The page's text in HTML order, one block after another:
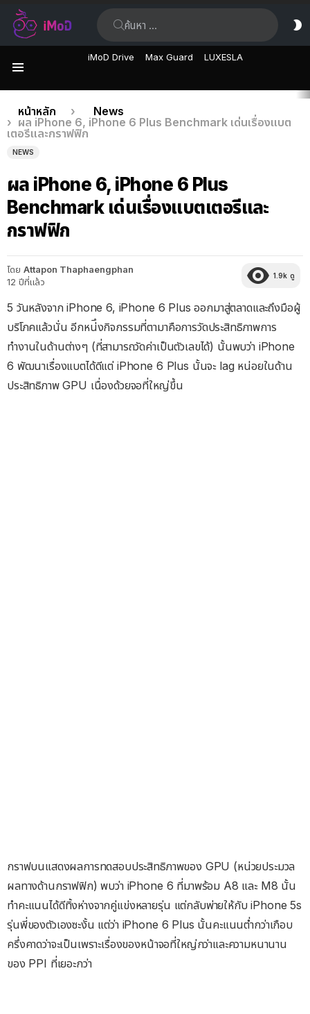
iMoD Drive Max Guard LUXESLA
เรื่อง
ล่าสุด
คุณอยู่ที่นี่:
หน้าหลัก
News
ผล iPhone 6, iPhone 6 Plus Benchmark เด่นเรื่องแบต
เตอรีและกราฟฟิก
NEWS
ผล iPhone 6, iPhone 6 Plus
Benchmark เด่นเรื่องแบตเตอรีและ
กราฟฟิก
โดย Attapon Thaphaengphan
12 ปีที่แล้ว
1.9k ดู
5 วันหลังจาก iPhone 6, iPhone 6 Plus ออกมาสู่ตลาดและถึงมือผู้
บริโภคแล้วนั่น อีกหน่ึงกิจกรรมที่ตามาคือการวัดประสิทธิภาพการ
ทำงานในด้านต่างๆ (ที่สามารถวัดค่าเป็นตัวเลขได้) นั้นพบว่า iPhone
6 พัฒนาเรื่องแบตได้ดีแต่ iPhone 6 Plus นั้นจะ lag หน่อยในด้าน
ประสิทธิภาพ GPU เนื่องด้วยจอที่ใหญ่ขึ้น
กราฟบนแสดงผลการทดสอบประสิทธิภาพของ GPU (หน่วยประมวล
ผลทางด้านกราฟฟิก) พบว่า iPhone 6 ที่มาพร้อม A8 และ M8 นั้น
ทำคะแนนได้ดีทิ้งห่างจากคู่แข่งหลายรุ่น แต่กลับพ่ายให้กับ iPhone 5s
รุ่นพี่ของตัวเองซะงั้น แต่ว่า iPhone 6 Plus นั้นคะแนนต่ำกว่าเกือบ
ครึ่งคาดว่าจะเป็นเพราะเรื่องของหน้าจอที่ใหญ่กว่าและความหนานาน
ของ PPI ที่เยอะกว่า